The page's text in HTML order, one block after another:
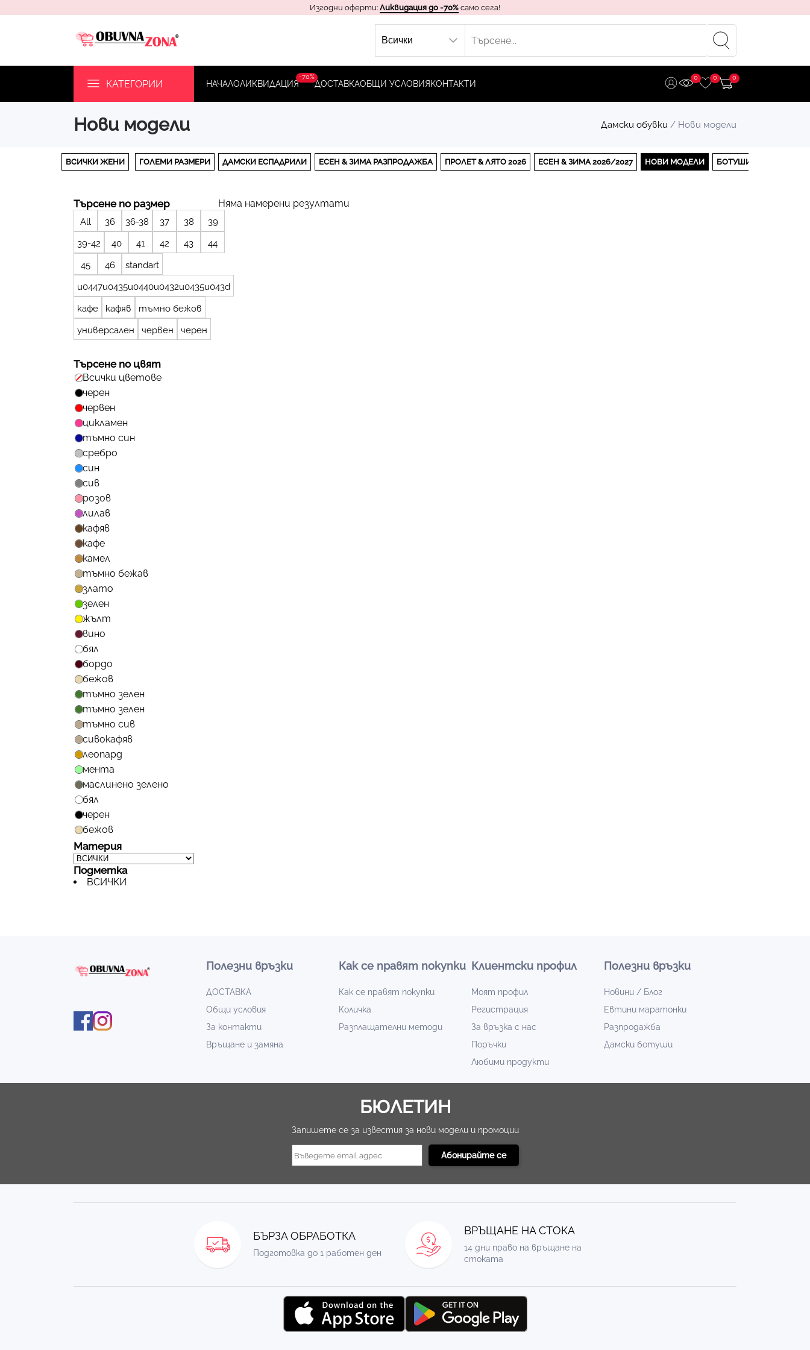
Изгодни оферти: Ликвидация до -70% само сега!
КАТЕГОРИИ НАЧАЛОЛИКВИДАЦИЯ
-70%
ДОСТАВКАОБЩИ УСЛОВИЯ KОНТАКТИ
0 0 0
нови модели Дамски обувки / Нови модели
ВСИЧКИ ЖЕНИ ГОЛЕМИ РАЗМЕРИ ДАМСКИ ЕСПАДРИЛИ ЕСЕН & ЗИМА РАЗПРОДАЖБА ПРОЛЕТ & ЛЯТО 2026 ЕСЕН & ЗИМА 2026/2027 НОВИ МОДЕЛИ БОТУШИ
Търсене по размер
All 36 36-38 37 38
39
39-42
40 41 42 43
44
45
46
standart
u0447u0435u0440u0432u0435u043d
кафе
кафяв
тъмно бежов
универсален
червен черен
Търсене по цвят
Всички цветове
черен
червен
цикламен
тъмно син
сребро
син
сив
розов
лилав
кафяв
кафе
камел
тъмно бежав
злато
зелен
жълт
вино
бял
бордо
бежов
тъмно зелен
тъмно зелен
тъмно сив
сивокафяв
леопард
мента
маслинено зелено
бял
черен
бежов
Материя
Подметка
ВСИЧКИ
Няма намерени резултати
Полезни връзки
ДОСТАВКА
Общи условия
За контакти
Връщане и замяна
Как се правят покупки
Как се правят покупки
Количка
Разплащателни методи
Клиентски профил
Моят профил
Регистрация
За връзка с нас
Поръчки
Любими продукти
Полезни връзки
Новини / Блог
Евтини маратонки
Разпродажба
Дамски ботуши
БЮЛЕТИН
Запишете се за известия за нови модели и промоции
БЪРЗА ОБРАБОТКА
Подготовка до 1 работен ден
ВРЪЩАНЕ НА СТОКА
14 дни право на връщане на
стоката